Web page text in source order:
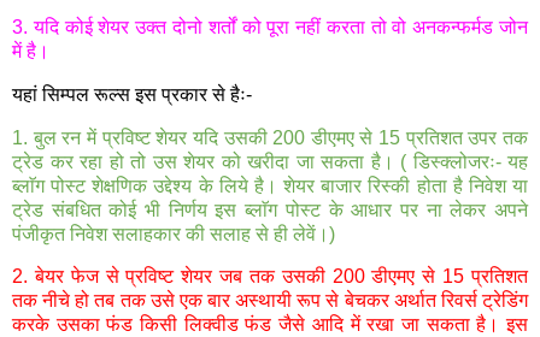
3. यदि कोई शेयर उक्त दोनो शर्तों को पूरा नहीं करता तो वो अनकन्फर्मड जोन
में है।
यहां सिम्पल रूल्स इस प्रकार से हैः-
1. बुल रन में प्रविष्ट शेयर यदि उसकी 200 डीएमए से 15 प्रतिशत उपर तक
ट्रेड कर रहा हो तो उस शेयर को खरीदा जा सकता है। ( डिस्क्लोजरः- यह
ब्लाॅग पोस्ट शेक्षणिक उद्देश्य के लिये है। शेयर बाजार रिस्की होता है निवेश या
ट्रेड संबधित कोई भी निर्णय इस ब्लाॅग पोस्ट के आधार पर ना लेकर अपने
पंजीकृत निवेश सलाहकार की सलाह से ही लेवें।)
2. बेयर फेज से प्रविष्ट शेयर जब तक उसकी 200 डीएमए से 15 प्रतिशत
तक नीचे हो तब तक उसे एक बार अस्थायी रूप से बेचकर अर्थात रिवर्स ट्रेडिंग
करके उसका फंड किसी लिक्वीड फंड जैसे आदि में रखा जा सकता है। इस